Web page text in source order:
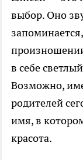
выбор. Оно
в себе
Возможно,
родителей
имя, в
красота.